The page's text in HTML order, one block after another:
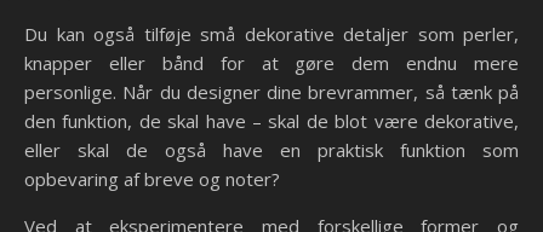
Du kan også tilføje små dekorative detaljer som perler,
knapper eller bånd for at gøre dem endnu mere
personlige. Når du designer dine brevrammer, så tænk på
den funktion, de skal have – skal de blot være dekorative,
eller skal de også have en praktisk funktion som
opbevaring af breve og noter?
Ved at eksperimentere med forskellige former og